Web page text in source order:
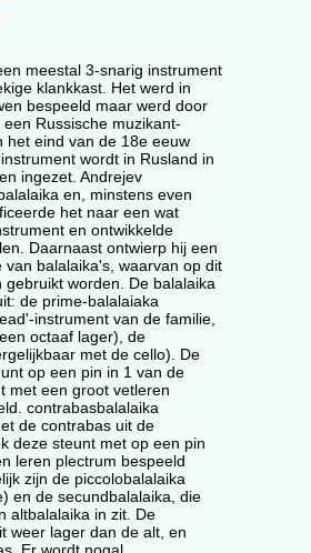
meestal 3-snarig instrument
klankkast. Het werd in
bespeeld maar werd door
een Russische muzikant-
het eind van de 18e eeuw
wordt in Rusland in
ingezet. Andrejev
en, minstens even
het naar een wat
en ontwikkelde
Daarnaast ontwierp hij een
van balalaika's, waarvan op dit
gebruikt worden. De balalaika
de prime-balalaiaka
instrument van de familie,
octaaf lager), de
met de cello). De
op een pin in 1 van de
met een groot vetleren
contrabasbalalaika
de contrabas uit de
deze steunt met op een pin
leren plectrum bespeeld
zijn de piccolobalalaika
en de secundbalalaika, die
altbalalaika in zit. De
weer lager dan de alt, en